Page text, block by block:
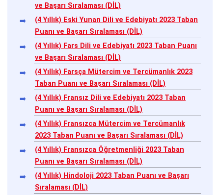
ve Başarı Sıralaması (DİL)
(4 Yıllık) Eski Yunan Dili ve Edebiyatı 2023 Taban
Puanı ve Başarı Sıralaması (DİL)
(4 Yıllık) Fars Dili ve Edebiyatı 2023 Taban Puanı
ve Başarı Sıralaması (DİL)
(4 Yıllık) Farsça Mütercim ve Tercümanlık 2023
Taban Puanı ve Başarı Sıralaması (DİL)
(4 Yıllık) Fransız Dili ve Edebiyatı 2023 Taban
Puanı ve Başarı Sıralaması (DİL)
(4 Yıllık) Fransızca Mütercim ve Tercümanlık
2023 Taban Puanı ve Başarı Sıralaması (DİL)
(4 Yıllık) Fransızca Öğretmenliği 2023 Taban
Puanı ve Başarı Sıralaması (DİL)
(4 Yıllık) Hindoloji 2023 Taban Puanı ve Başarı
Sıralaması (DİL)